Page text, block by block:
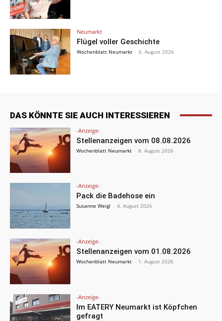
Neumarkt
Flügel voller Geschichte
Wochenblatt Neumarkt - 6. August 2026
DAS KÖNNTE SIE AUCH INTERESSIEREN
-Anzeige-
Stellenanzeigen vom 08.08.2026
Wochenblatt Neumarkt - 8. August 2026
-Anzeige-
Pack die Badehose ein
Susanne Weigl - 4. August 2026
-Anzeige-
Stellenanzeigen vom 01.08.2026
Wochenblatt Neumarkt - 1. August 2026
-Anzeige-
Im EATERY Neumarkt ist Köpfchen
gefragt